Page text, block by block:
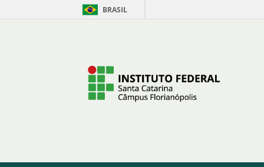
Pular para o Conteúdo BRASIL